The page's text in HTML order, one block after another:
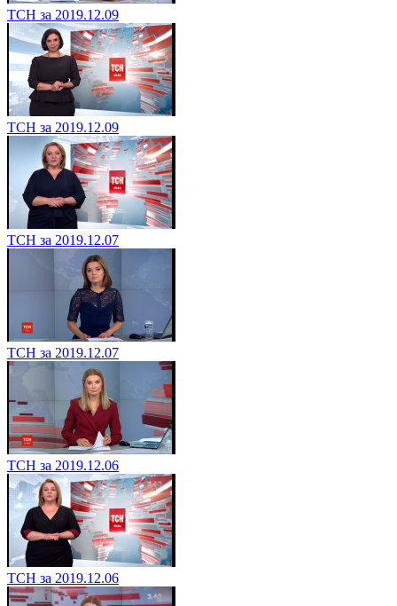
ТСН за 2019.12.09
ТСН за 2019.12.09
ТСН за 2019.12.07
ТСН за 2019.12.07
ТСН за 2019.12.06
ТСН за 2019.12.06